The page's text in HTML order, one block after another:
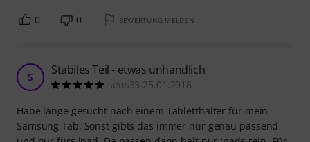
0 0 BEWERTUNG MELDEN
S Stabiles Teil - etwas unhandlich
sens33 25.01.2018
Habe lange gesucht nach einem Tabletthalter für mein
Samsung Tab. Sonst gibts das immer nur genau passend